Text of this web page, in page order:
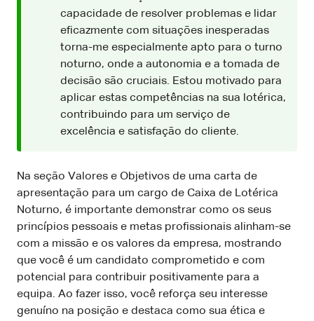
capacidade de resolver problemas e lidar
eficazmente com situações inesperadas
torna-me especialmente apto para o turno
noturno, onde a autonomia e a tomada de
decisão são cruciais. Estou motivado para
aplicar estas competências na sua lotérica,
contribuindo para um serviço de
excelência e satisfação do cliente.
Na seção Valores e Objetivos de uma carta de
apresentação para um cargo de Caixa de Lotérica
Noturno, é importante demonstrar como os seus
princípios pessoais e metas profissionais alinham-se
com a missão e os valores da empresa, mostrando
que você é um candidato comprometido e com
potencial para contribuir positivamente para a
equipa. Ao fazer isso, você reforça seu interesse
genuíno na posição e destaca como sua ética e